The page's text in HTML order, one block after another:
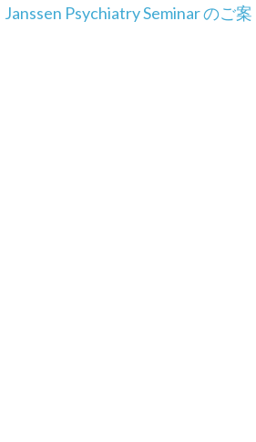
Psychiatry Seminar のご案